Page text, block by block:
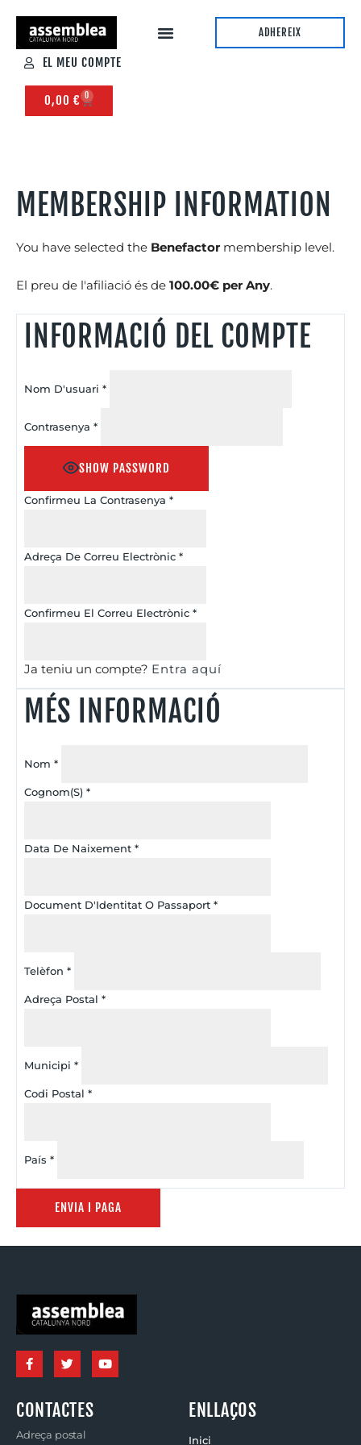
ADHEREIX
EL MEU COMPTE
0,00 € 0
MEMBERSHIP INFORMATION
You have selected the Benefactor membership level.
El preu de l'afiliació és de 100.00€ per Any.
INFORMACIÓ DEL COMPTE
Nom D'usuari *
Contrasenya*
SHOW PASSWORD
Confirmeu La Contrasenya *
Adreça De Correu Electrònic *
Confirmeu El Correu Electrònic *
Ja teniu un compte? Entra aquí
MÉS INFORMACIÓ
Nom*
Cognom(s)*
Data De Naixement*
Document D'Identitat O Passaport*
Telèfon*
Adreça Postal*
Municipi*
Codi Postal*
País*
CONTACTES
Adreça postal
ENLLAÇOS
Inici